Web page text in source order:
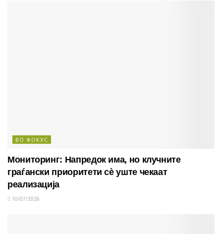
ВО ФОКУС
Мониторинг: Напредок има, но клучните
граѓански приоритети сè уште чекаат
реализација
10/07/2026